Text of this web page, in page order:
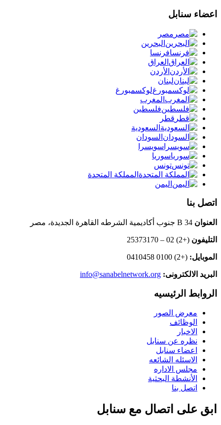
اعضاء سنابل
مصر
البحرين
فرنسا
العراق
الأردن
لبنان
لوكسمبورغ
المغرب
فلسطين
قطر
السعودية
السودان
سويسرا
سوريا
تونس
المملكة المتحدة
اليمن
اتصل بنا
العنوان
التليفون (+2) 02 – 25373170
الموبايل: (+2) 0100 0410458
البريد الالكترونى: info@sanabelnetwork.org
الروابط الرئيسيه
معرض الصور
الوظائف
الاخبار
نظره عن سنابل
اعضاء سنابل
الاسئله الشائعه
مجلس الاداره
الأنشطة البحثية
اتصل بنا
ابق على اتصال مع سنابل